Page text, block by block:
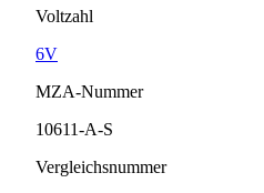
Voltzahl
6V
MZA-Nummer
10611-A-S
Vergleichsnummer